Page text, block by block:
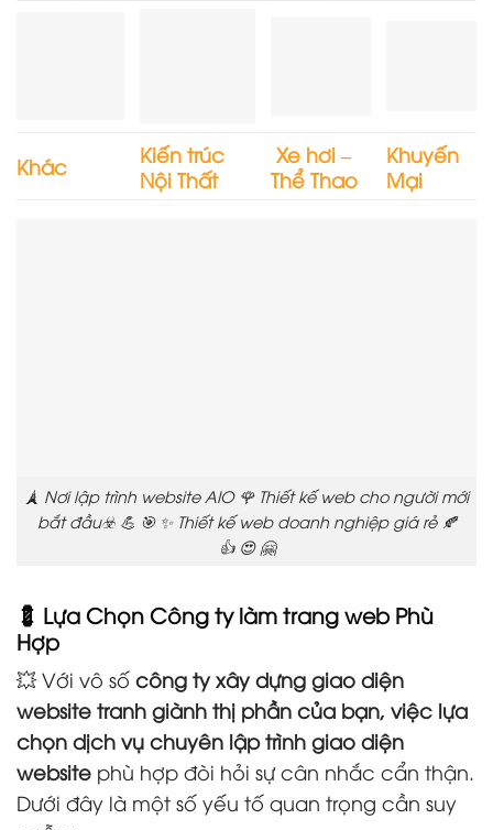
Khác
Kiến trúc
Nội Thất
Xe hơi –
Thể Thao
Khuyến
Mại
🗼 Nơi lập trình website AIO 🌹 Thiết kế web cho người mới
bắt đầu☣️ 💪 🎯 ✨ Thiết kế web doanh nghiệp giá rẻ 🍂
👍 😍 🤗
💈 Lựa Chọn Công ty làm trang web Phù
Hợp
💥 Với vô số công ty xây dựng giao diện
website tranh giành thị phần của bạn, việc lựa
chọn dịch vụ chuyên lập trình giao diện
website phù hợp đòi hỏi sự cân nhắc cẩn thận.
Dưới đây là một số yếu tố quan trọng cần suy